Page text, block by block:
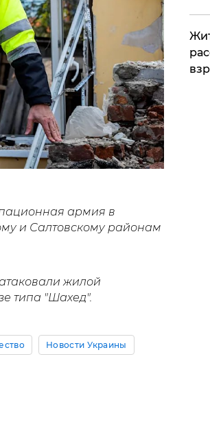
армия в
и Салтовскому районам
жилой
типа "Шахед".
Новости Украины